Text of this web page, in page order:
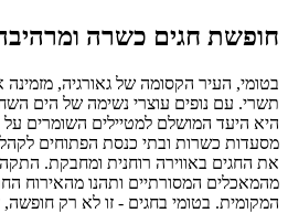
חופשת חגים כשרה
בטומי, העיר הקסומה של גאורגיה, מזמינה
תשרי. עם נופים עוצרי נשימה של הים
היא היעד המושלם למטיילים השומרים
מסעדות כשרות ובתי כנסת הפתוחים
את החגים באווירה רוחנית ומחבקת.
מהמאכלים המסורתיים ותהנו מהאירוח
המקומית. בטומי בחגים - זו לא רק חופשה,